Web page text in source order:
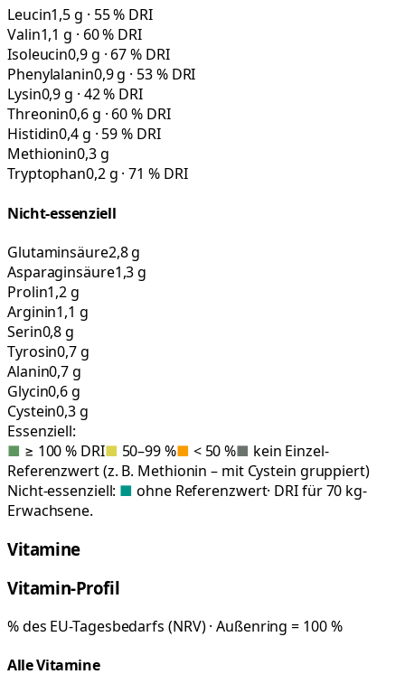
Leucin1,5 g · 55 % DRI
Valin1,1 g · 60 % DRI
Isoleucin0,9 g · 67 % DRI
Phenylalanin0,9 g · 53 % DRI
Lysin0,9 g · 42 % DRI
Threonin0,6 g · 60 % DRI
Histidin0,4 g · 59 % DRI
Methionin0,3 g
Tryptophan0,2 g · 71 % DRI
Nicht-essenziell
Glutaminsäure2,8 g
Asparaginsäure1,3 g
Prolin1,2 g
Arginin1,1 g
Serin0,8 g
Tyrosin0,7 g
Alanin0,7 g
Glycin0,6 g
Cystein0,3 g
Essenziell:
■ ≥ 100 % DRI■ 50–99 %■ < 50 %■ kein Einzel-
Referenzwert (z. B. Methionin – mit Cystein gruppiert)
Nicht-essenziell: ■ ohne Referenzwert· DRI für 70 kg-
Erwachsene.
Vitamine
Vitamin-Profil
% des EU-Tagesbedarfs (NRV) · Außenring = 100 %
Alle Vitamine